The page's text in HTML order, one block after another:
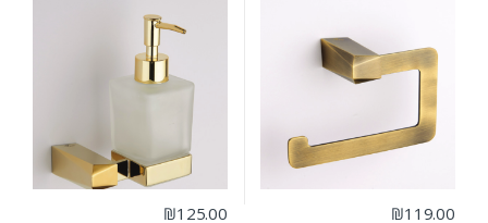
₪119.00
₪125.00